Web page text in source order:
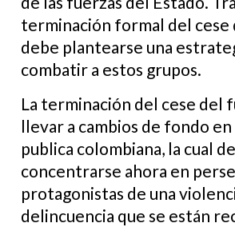
terminación formal del cese
debe plantearse una
combatir a estos grupos.
La terminación del cese del
llevar a cambios de fondo
publica colombiana, la cual
concentrarse ahora en
protagonistas de una
delincuencia que se están